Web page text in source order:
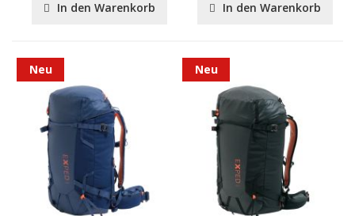
In den Warenkorb In den Warenkorb
Neu Neu